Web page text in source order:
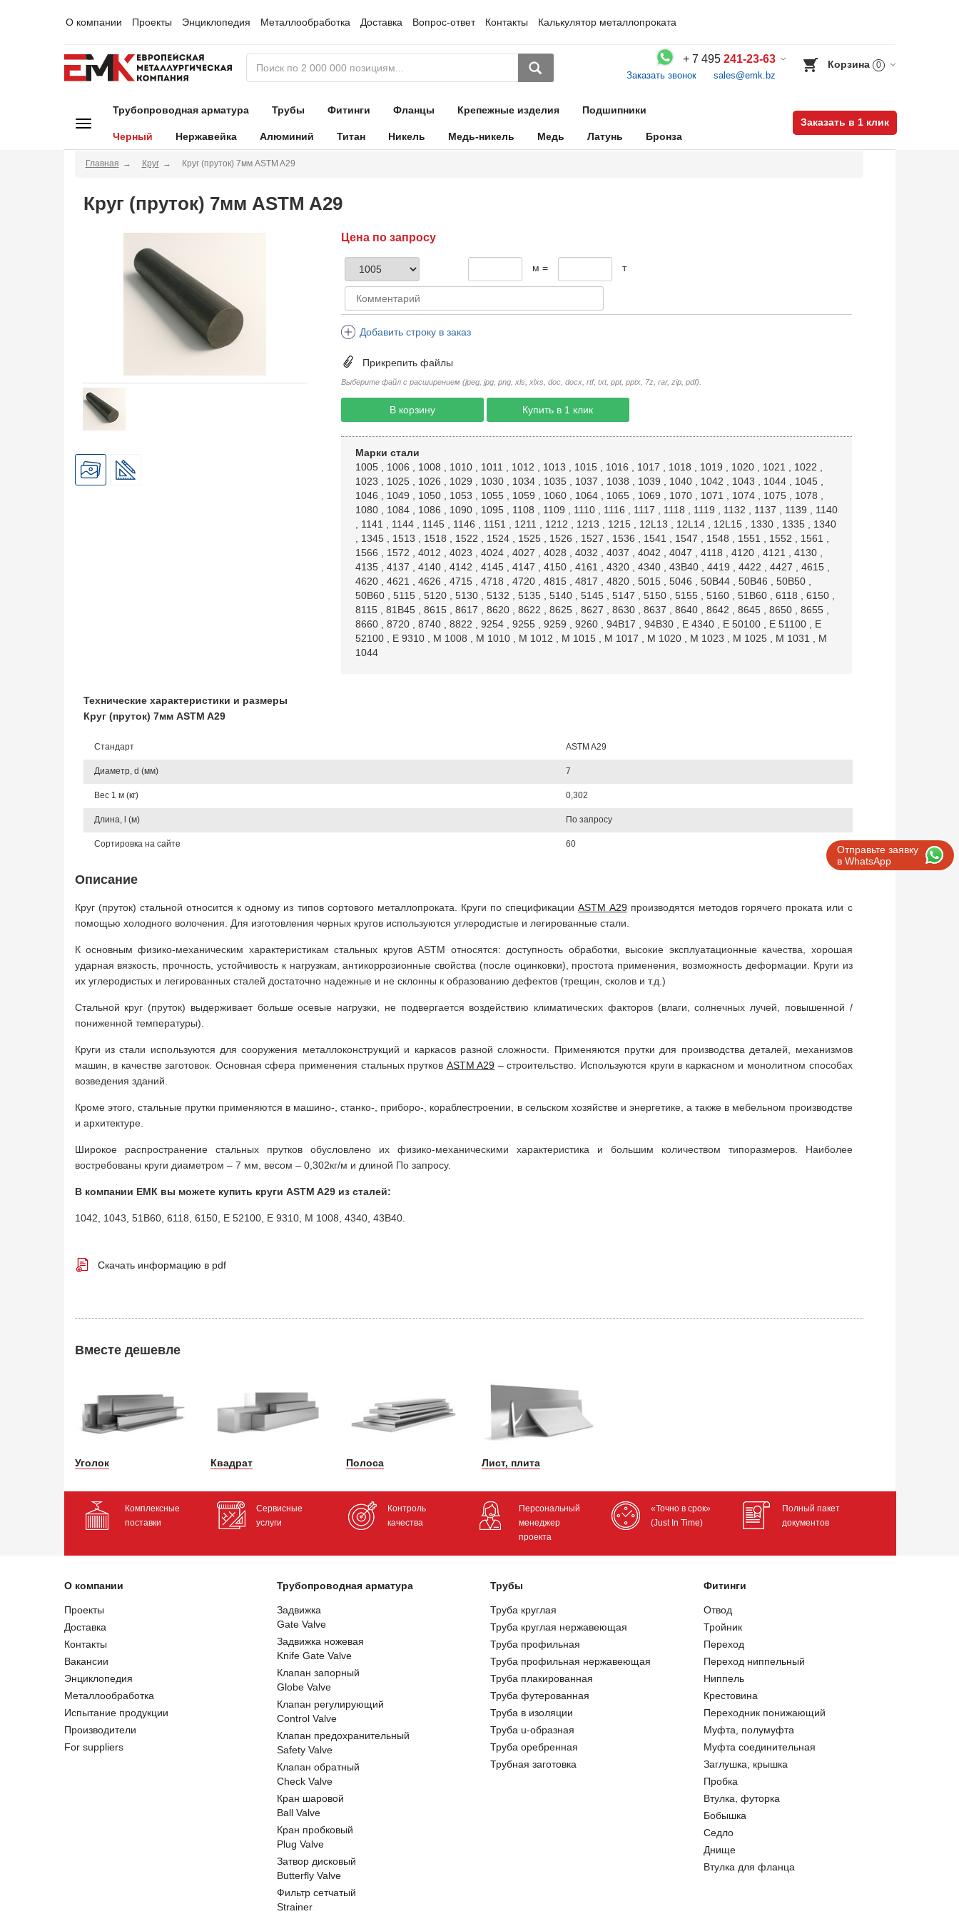
О компании Проекты Энциклопедия Металлообработка Доставка Вопрос-ответ Контакты Калькулятор металлопроката
+ 7 495 241-23-63
Заказать звонок sales@emk.bz
Корзина 0
Трубопроводная арматура Трубы Фитинги Фланцы Крепежные изделия Подшипники
Черный Нержавейка Алюминий Титан Никель Медь-никель Медь Латунь Бронза
Заказать в 1 клик
Отправьте заявку
в WhatsApp
Главная Круг Круг (пруток) 7мм ASTM A29
Круг (пруток) 7мм ASTM A29
Цена по запросу
м = т
Добавить строку в заказ
Прикрепить файлы
Выберите файл с расширением (jpeg, jpg, png, xls, xlxs, doc, docx, rtf, txt, ppt, pptx, 7z, rar, zip, pdf).
В корзину Купить в 1 клик
Марки стали
1005, 1006 1008 1010, 1011 1012 1013 1015, 1016 1017 1018 1019 1020, 1021 1022
1023
1025, 1026 1029 1030, 1034, 1035, 1037 1038 1039 1040, 1042 1043 1044, 1045,
1046
1049 1050, 1053 1055, 1059 1060, 1064, 1065, 1069 1070, 1071 1074, 1075, 1078
1080, 1084, 1086 1090, 1095, 1108 1109 1110, 1116 1117 1118 1119 1132 1137 1139
1140
1141 1144, 1145, 1146 1151 1211 1212 1213 1215, 12L13 12L14, 12L15, 1330, 1335, 1340
1345, 1513 1518 1522 1524, 1525, 1526 1527 1536 1541 1547 1548 1551 1552 1561
1566
1572 4012 4023 4024, 4027 4028 4032 4037 4042 4047 4118 4120, 4121 4130,
4135, 4137 4140, 4142 4145, 4147 4150, 4161 4320, 4340, 43B40, 4419 4422 4427 4615,
4620, 4621 4626 4715, 4718 4720, 4815, 4817 4820, 5015, 5046 50B44, 50B46 50B50,
50B60, 5115, 5120, 5130, 5132 5135, 5140, 5145, 5147 5150, 5155, 5160, 51B60, 6118 6150,
8115, 81B45, 8615, 8617 8620, 8622 8625, 8627 8630, 8637 8640, 8642 8645, 8650, 8655,
8660, 8720, 8740, 8822 9254, 9255, 9259 9260, 94B17 94B30, E 4340, E 50100, E 51100, E
52100, E 9310, M 1008 M 1010, M 1012 M 1015, M 1017 M 1020, M 1023 M 1025, M 1031
M
1044
Технические характеристики и размеры
Круг (пруток) 7мм ASTM A29
Стандарт ASTM A29
Диаметр, d (мм) 7
Вес 1 м (кг) 0,302
Длина, l (м) По запросу
Сортировка на сайте 60
Описание
Круг (пруток) стальной относится к одному из типов сортового металлопроката. Круги по спецификацииASTM A29производятся методов горячего проката или с
помощью холодного волочения. Для изготовления черных кругов используются углеродистые и легированные стали.
К основным физико-механическим характеристикам стальных кругов ASTM относятся: доступность обработки, высокие эксплуатационные качества, хорошая
ударная вязкость, прочность, устойчивость к нагрузкам, антикоррозионные свойства (после оцинковки), простота применения, возможность деформации. Круги из
их углеродистых и легированных сталей достаточно надежные и не склонны к образованию дефектов (трещин, сколов и т.д.)
Стальной круг (пруток) выдерживает больше осевые нагрузки, не подвергается воздействию климатических факторов (влаги, солнечных лучей, повышенной /
пониженной температуры).
Круги из стали используются для сооружения металлоконструкций и каркасов разной сложности. Применяются прутки для производства деталей, механизмов
машин, в качестве заготовок. Основная сфера применения стальных прутков ASTM A29 – строительство. Используются круги в каркасном и монолитном способах
возведения зданий.
Кроме этого, стальные прутки применяются в машино-, станко-, приборо-, кораблестроении, в сельском хозяйстве и энергетике, а также в мебельном производстве
и архитектуре.
Широкое распространение стальных прутков обусловлено их физико-механическими характеристика и большим количеством типоразмеров. Наиболее
востребованы круги диаметром – 7 мм, весом – 0,302кг/м и длиной По запросу.
В компании ЕМК вы можете купить круги ASTM A29 из сталей:
1042, 1043, 51B60, 6118, 6150, E 52100, E 9310, M 1008, 4340, 43B40.
Скачать информацию в pdf
Вместе дешевле
Уголок Квадрат Полоса Лист, плита
Комплексные
поставки
Сервисные
услуги
Контроль
качества
Персональный
менеджер
проекта
«Точно в срок»
(Just In Time)
Полный пакет
документов
О компании
Проекты
Доставка
Контакты
Вакансии
Энциклопедия
Металлообработка
Испытание продукции
Производители
For suppliers
Трубопроводная арматура
Задвижка
Gate Valve
Задвижка ножевая
Knife Gate Valve
Клапан запорный
Globe Valve
Клапан регулирующий
Control Valve
Клапан предохранительный
Safety Valve
Клапан обратный
Check Valve
Кран шаровой
Ball Valve
Кран пробковый
Plug Valve
Затвор дисковый
Butterfly Valve
Фильтр сетчатый
Strainer
Трубы
Труба круглая
Труба круглая нержавеющая
Труба профильная
Труба профильная нержавеющая
Труба плакированная
Труба футерованная
Труба в изоляции
Труба u-образная
Труба оребренная
Трубная заготовка
Фитинги
Отвод
Тройник
Переход
Переход ниппельный
Ниппель
Крестовина
Переходник понижающий
Муфта, полумуфта
Муфта соединительная
Заглушка, крышка
Пробка
Втулка, футорка
Бобышка
Седло
Днище
Втулка для фланца